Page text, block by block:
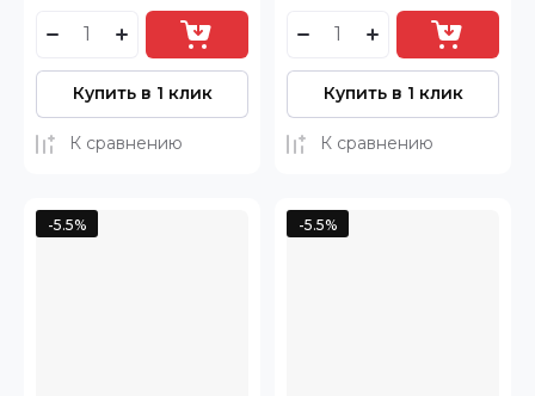
Купить в 1 клик
К сравнению
Купить в 1 клик
К сравнению
-5.5% -5.5%